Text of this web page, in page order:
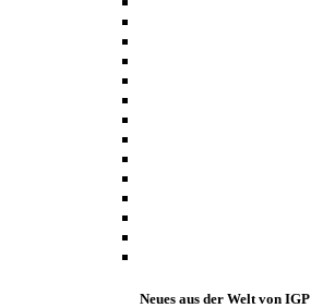
Neues aus der Welt von IGP